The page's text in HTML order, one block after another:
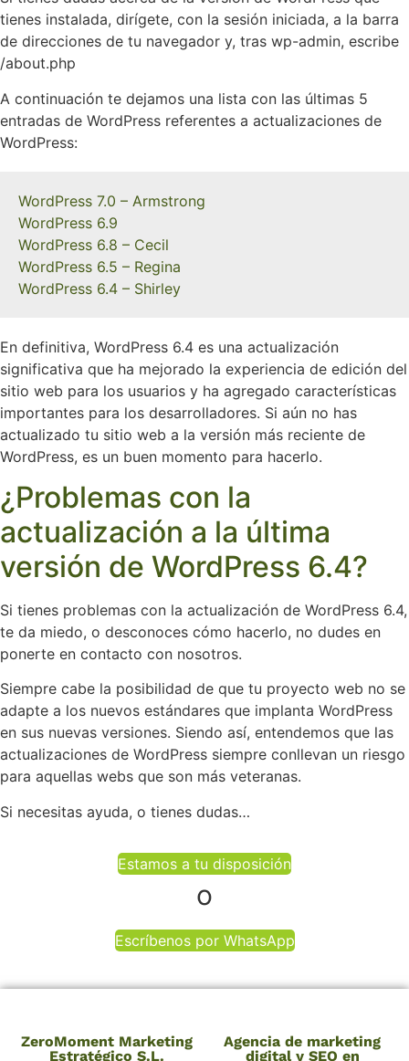
tienes instalada, dirígete, con la sesión iniciada, a la barra
de direcciones de tu navegador y, tras wp-admin, escribe
/about.php
A continuación te dejamos una lista con las últimas 5
entradas de WordPress referentes a actualizaciones de
WordPress:
WordPress 7.0 – Armstrong
WordPress 6.9
WordPress 6.8 – Cecil
WordPress 6.5 – Regina
WordPress 6.4 – Shirley
En definitiva, WordPress 6.4 es una actualización
significativa que ha mejorado la experiencia de edición del
sitio web para los usuarios y ha agregado características
importantes para los desarrolladores. Si aún no has
actualizado tu sitio web a la versión más reciente de
WordPress, es un buen momento para hacerlo.
¿Problemas con la
actualización a la última
versión de WordPress 6.4?
Si tienes problemas con la actualización de WordPress 6.4,
te da miedo, o desconoces cómo hacerlo, no dudes en
ponerte en contacto con nosotros.
Siempre cabe la posibilidad de que tu proyecto web no se
adapte a los nuevos estándares que implanta WordPress
en sus nuevas versiones. Siendo así, entendemos que las
actualizaciones de WordPress siempre conllevan un riesgo
para aquellas webs que son más veteranas.
Si necesitas ayuda, o tienes dudas…
Estamos a tu disposición
o
Escríbenos por WhatsApp
ZeroMoment Marketing
Estratégico S.L.
Agencia de marketing
digital y SEO en